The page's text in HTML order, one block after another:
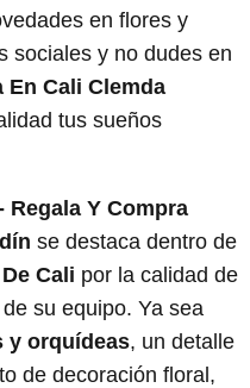
en flores y
sociales y no dudes en
En Cali Clemda
tus sueños
Regala Y Compra
se destaca dentro de
Cali por la calidad de
su equipo. Ya sea
y orquídeas, un detalle
de decoración floral,